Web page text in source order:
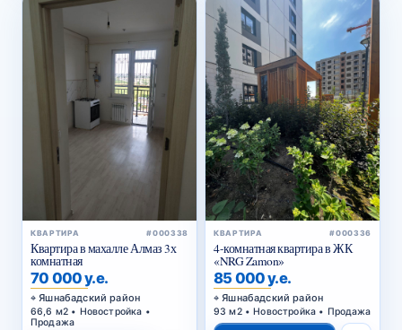
КВАРТИРА #000338
Квартира в махалле Алмаз 3х
комнатная
70 000 у.е.
Яшнабадский район
66,6 м2 • Новостройка •
Продажа
КВАРТИРА #000336
4-комнатная квартира в ЖК
«NRG Zamon»
85 000 у.е.
Яшнабадский район
93 м2 • Новостройка • Продажа